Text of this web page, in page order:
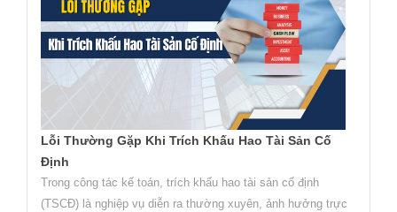
Lỗi Thường Gặp Khi Trích Khấu Hao Tài Sản Cố
Định
Trong công tác kế toán, trích khấu hao tài sản cố định
(TSCĐ) là nghiệp vụ diễn ra thường xuyên, ảnh hưởng trực